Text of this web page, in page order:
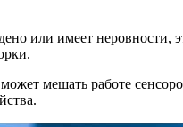
или имеет неровности,
мешать работе